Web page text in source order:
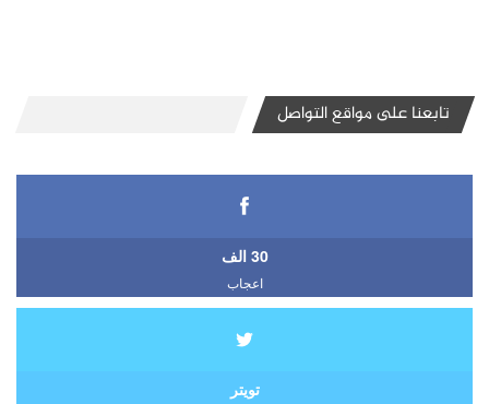
تابعنا على مواقع التواصل
30 الف
اعجاب
تويتر